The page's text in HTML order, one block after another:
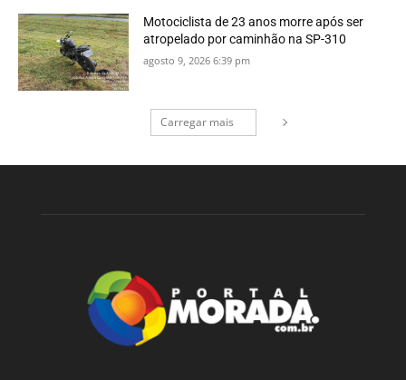
Motociclista de 23 anos morre após ser
atropelado por caminhão na SP-310
agosto 9, 2026 6:39 pm
Carregar mais